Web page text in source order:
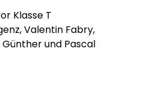
Klasse T
Valentin Fabry,
und Pascal